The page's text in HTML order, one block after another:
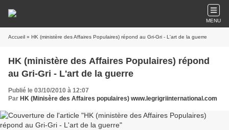
MENU
Accueil » HK (ministère des Affaires Populaires) répond au Gri-Gri - L'art de la guerre
HK (ministère des Affaires Populaires) répond
au Gri-Gri - L'art de la guerre
Publié le 03/10/2010 à 12:07
Par HK (Minisère des Affaires populaires) www.legrigriinternational.com